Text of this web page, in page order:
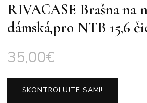
RIVACASE Brašna na
dámská,pro NTB 15,6
35,00€
SKONTROLUJTE SAMI!